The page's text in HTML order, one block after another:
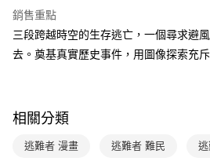
1.分期款項不併入電信帳單，「大哥付你分期
醒簡訊。
2.透過簡訊連結打開帳單後，可選擇「超商條
帳／街口支付／iPASS MONEY」等通路繳費
用戶於交易時，得透過本服務購買商品或服務
2.基於同意付款使用「大哥付你分期」之契約
１．於結帳方式選擇「AFTEE先享後付」後，
結帳頁面，進行簡訊認證並確認金額後，即可
※ 請注意：結帳手續完成當下不需立刻繳費，
購買商品的店家。未經商家同意取消之訂單仍
後付繳納相關費用。
※ 交易是否成功請以「AFTEE先享後付 」之
每筆NT$70，滿NT$499(含以上)免運費
付款後7-11取貨
每筆NT$70，滿NT$800(含以上)免運費
離島宅配（澎湖、金門、馬祖、小琉球
銷售重點
三段跨越時空的生存逃亡，一個尋求避
去。奠基真實歷史事件，用圖像探索充
相關分類
逃難者 漫畫 逃難者 難民